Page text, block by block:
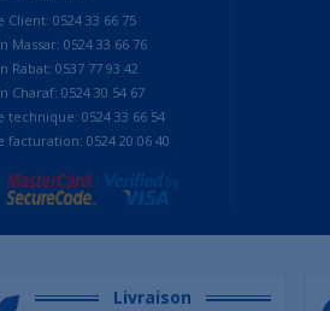
Client: 0524 33 66 75
Massar: 0524 33 66 76
Rabat: 0537 77 93 42
Charaf: 0524 30 54 67
technique: 0524 33 66 54
facturation: 0524 20 06 40
Livraison